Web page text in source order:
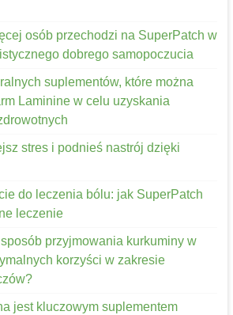
osób przechodzi na SuperPatch w
dobrego samopoczucia
suplementów, które można
Laminine w celu uzyskania
stres i podnieś nastrój dzięki
do leczenia bólu: jak SuperPatch
leczenie
przyjmowania kurkuminy w
korzyści w zakresie
jest kluczowym suplementem